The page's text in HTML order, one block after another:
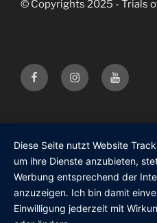
© Copyrights 2025 - Trials
Facebook
Trials
Life
Instagram
Trials
Life
Youtube
Trials
Life
Diese Seite nutzt Website
um ihre Dienste anzubieten,
Werbung entsprechend der
anzuzeigen. Ich bin damit
Einwilligung jederzeit mit